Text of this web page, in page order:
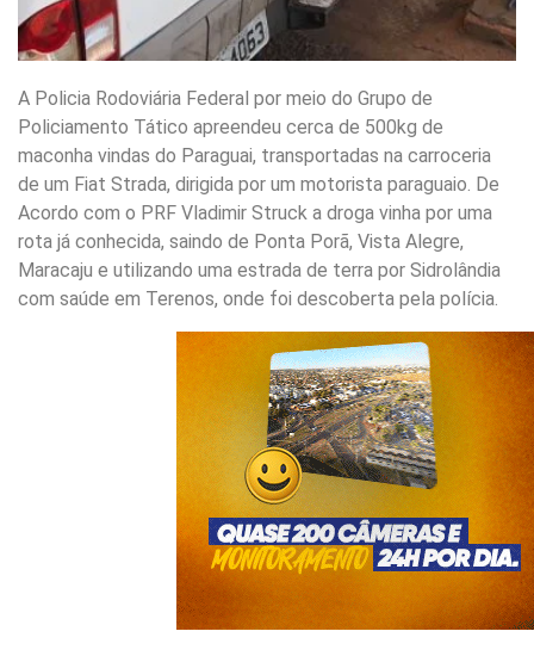
A Policia Rodoviária Federal por meio do Grupo de
Policiamento Tático apreendeu cerca de 500kg de
maconha vindas do Paraguai, transportadas na carroceria
de um Fiat Strada, dirigida por um motorista paraguaio. De
Acordo com o PRF Vladimir Struck a droga vinha por uma
rota já conhecida, saindo de Ponta Porã, Vista Alegre,
Maracaju e utilizando uma estrada de terra por Sidrolândia
com saúde em Terenos, onde foi descoberta pela polícia.